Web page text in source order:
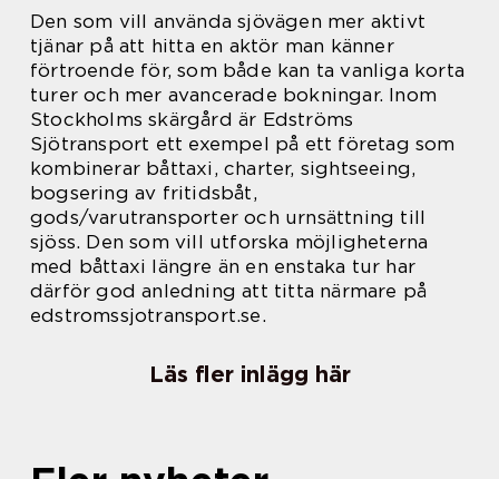
Den som vill använda sjövägen mer aktivt
tjänar på att hitta en aktör man känner
förtroende för, som både kan ta vanliga korta
turer och mer avancerade bokningar. Inom
Stockholms skärgård är Edströms
Sjötransport ett exempel på ett företag som
kombinerar båttaxi, charter, sightseeing,
bogsering av fritidsbåt,
gods/varutransporter och urnsättning till
sjöss. Den som vill utforska möjligheterna
med båttaxi längre än en enstaka tur har
därför god anledning att titta närmare på
edstromssjotransport.se.
Läs fler inlägg här